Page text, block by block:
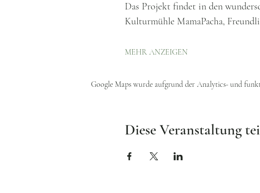
Das Projekt findet in den
Kulturmühle MamaPacha,
MEHR ANZEIGEN
Google Maps wurde aufgrund der Analytics- und
Diese Veranstaltung